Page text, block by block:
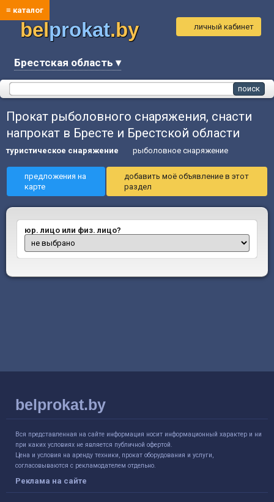
≡ каталог
belprokat.by
Брестская область ▾
личный кабинет
Прокат рыболовного снаряжения, снасти
напрокат в Бресте и Брестской области
туристическое снаряжение рыболовное снаряжение
предложения на
карте
добавить моё объявление в этот
раздел
юр. лицо или физ. лицо?
belprokat.by
Вся представленная на сайте информация носит информационный характер и ни
при каких условиях не является публичной офертой.
Цена и условия на аренду техники, прокат оборудования и услуги,
согласовываются с рекламодателем отдельно.
Реклама на сайте